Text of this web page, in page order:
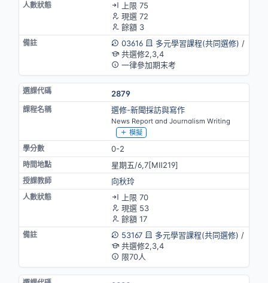
上限 75
現選 72
餘額 3
03616
多元學習課程(共同選修) /
共選修2,3,4
一律參加期末考
2879
選修-新聞採訪與寫作
News Report and Journalism Writing
模擬
0-2
星期五/6,7[MⅡ219]
向秋玲
上限 70
現選 53
餘額 17
53167
多元學習課程(共同選修) /
共選修2,3,4
限70人